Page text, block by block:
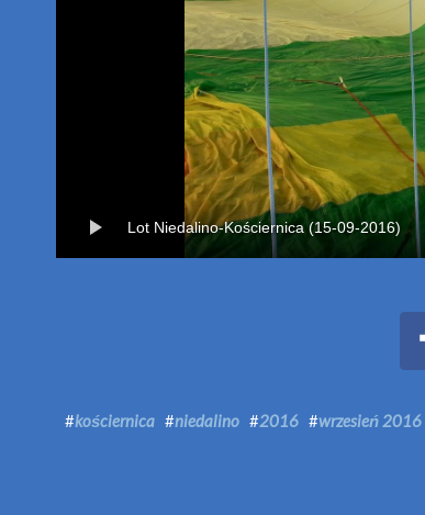
Lot Niedalino-Kościernica (15-09-2016)
#kościernica #niedalino #2016 #wrzesień 2016